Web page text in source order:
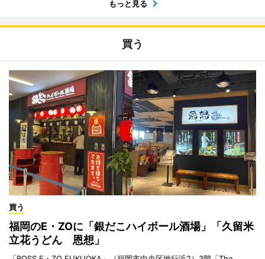
もっと見る
買う
買う
福岡のE・ZOに「銀だこハイボール酒場」「久留米
立花うどん 恩想」